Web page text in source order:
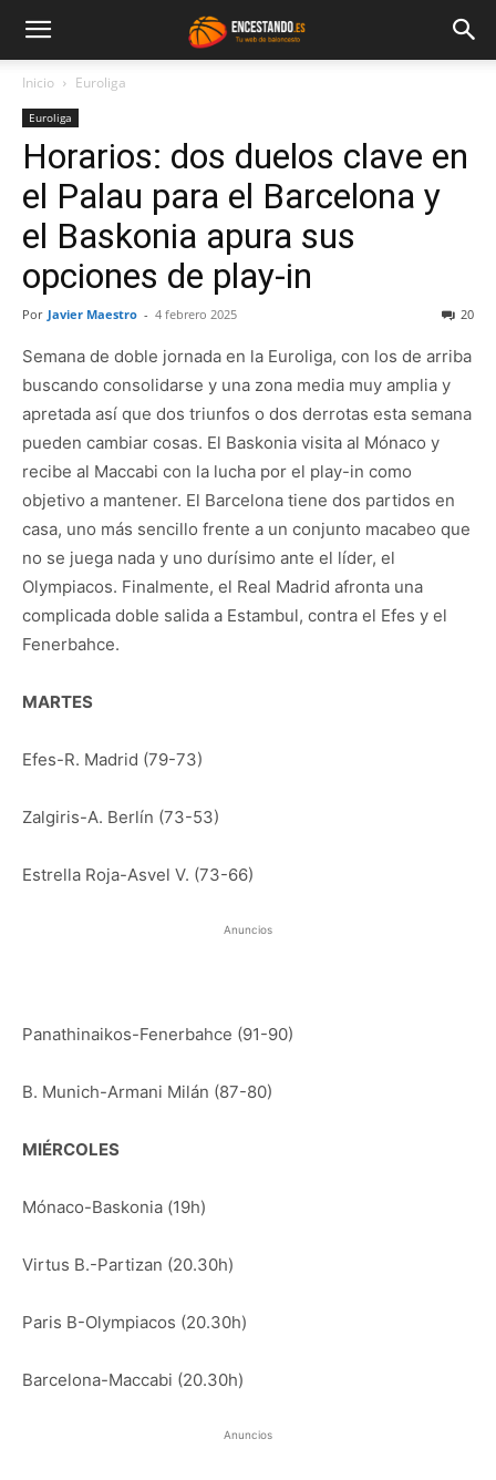
Inicio Euroliga
Euroliga
Horarios: dos duelos clave en
el Palau para el Barcelona y
el Baskonia apura sus
opciones de play-in
Por Javier Maestro - 4 febrero 2025 20
Semana de doble jornada en la Euroliga, con los de arriba
buscando consolidarse y una zona media muy amplia y
apretada así que dos triunfos o dos derrotas esta semana
pueden cambiar cosas. El Baskonia visita al Mónaco y
recibe al Maccabi con la lucha por el play-in como
objetivo a mantener. El Barcelona tiene dos partidos en
casa, uno más sencillo frente a un conjunto macabeo que
no se juega nada y uno durísimo ante el líder, el
Olympiacos. Finalmente, el Real Madrid afronta una
complicada doble salida a Estambul, contra el Efes y el
Fenerbahce.
MARTES
Efes-R. Madrid (79-73)
Zalgiris-A. Berlín (73-53)
Estrella Roja-Asvel V. (73-66)
Anuncios
Panathinaikos-Fenerbahce (91-90)
B. Munich-Armani Milán (87-80)
MIÉRCOLES
Mónaco-Baskonia (19h)
Virtus B.-Partizan (20.30h)
Paris B-Olympiacos (20.30h)
Barcelona-Maccabi (20.30h)
Anuncios